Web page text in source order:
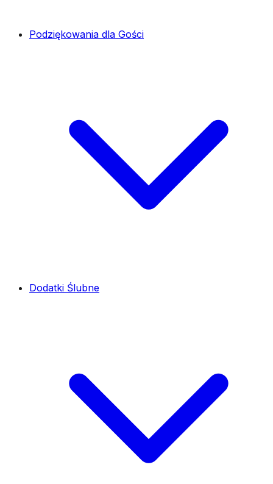
Podziękowania dla Gości
Dodatki Ślubne